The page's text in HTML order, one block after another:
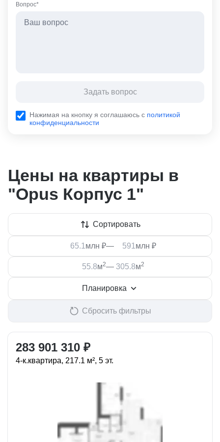
Вопрос*
Задать вопрос
Нажимая на кнопку я соглашаюсь с политикой
конфиденциальности
Цены на квартиры в
"Opus Корпус 1"
Сортировать
млн ₽— млн ₽
м2— м2
Планировка
Сбросить фильтры
283 901 310 ₽
4-к.квартира, 217.1 м², 5 эт.